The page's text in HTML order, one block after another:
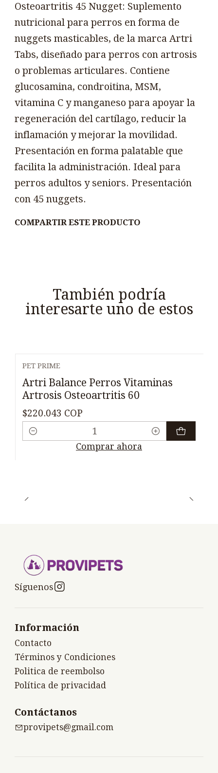
Osteoartritis 45 Nugget: Suplemento
nutricional para perros en forma de
nuggets masticables, de la marca Artri
Tabs, diseñado para perros con artrosis
o problemas articulares. Contiene
glucosamina, condroitina, MSM,
vitamina C y manganeso para apoyar la
regeneración del cartílago, reducir la
inflamación y mejorar la movilidad.
Presentación en forma palatable que
facilita la administración. Ideal para
perros adultos y seniors. Presentación
con 45 nuggets.
COMPARTIR ESTE PRODUCTO
También podría
interesarte uno de estos
PET PRIME
Artri Balance Perros Vitaminas
Artrosis Osteoartritis 60
$220.043 COP
Cantidad
Comprar ahora
Síguenos
Información
Contacto
Términos y Condiciones
Politica de reembolso
Política de privacidad
Contáctanos
provipets@gmail.com